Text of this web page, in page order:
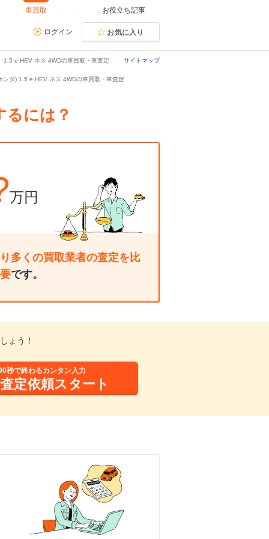
車買取 お役立ち記事
ログイン お気に入り
サイトマップ
1.5 e:HEV ネス 4WDの車買取・車査定
ンダ) 1.5 e:HEV ネス 4WDの車買取・車査定
るには？
万円
多くの買取業者の査定を比
です。
ょう！
秒で終わるカンタン入力
定依頼スタート